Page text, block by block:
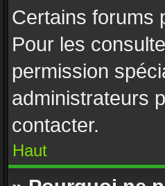
Certains forums
Pour les
permission
administrateurs
contacter.
Haut